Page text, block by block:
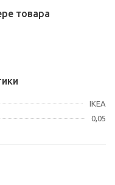
товара
IKEA
0,05